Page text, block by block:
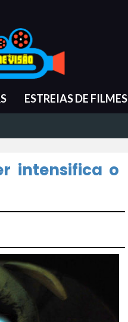
ESTREIAS DE FILMES
intensifica o